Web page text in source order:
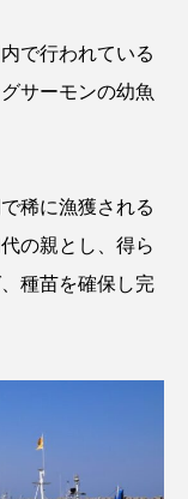
ニ ケラ
で行われている
サーモンの幼魚
稀に漁獲される
の親とし、得ら
種苗を確保し完